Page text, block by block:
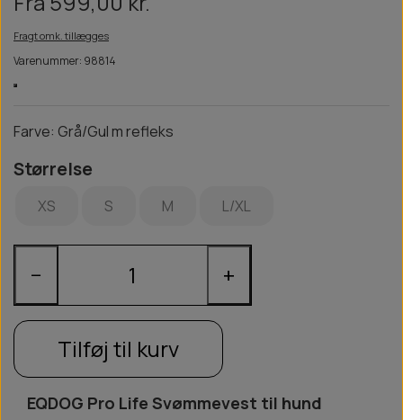
Fragt omk. tillægges
Varenummer: 98814
Farve: Grå/Gul m refleks
Størrelse
XS S M L/XL
− +
Tilføj til kurv
EQDOG Pro Life Svømmevest til hund